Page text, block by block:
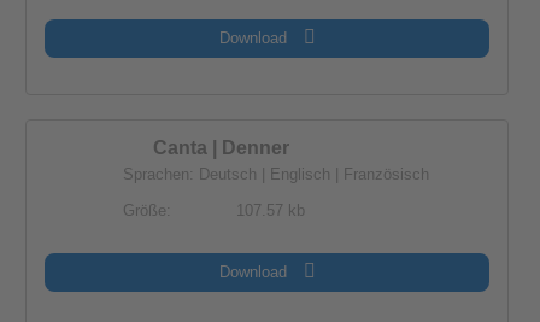
Download
Canta | Denner
Sprachen: Deutsch | Englisch | Französisch
Größe:
107.57 kb
Download